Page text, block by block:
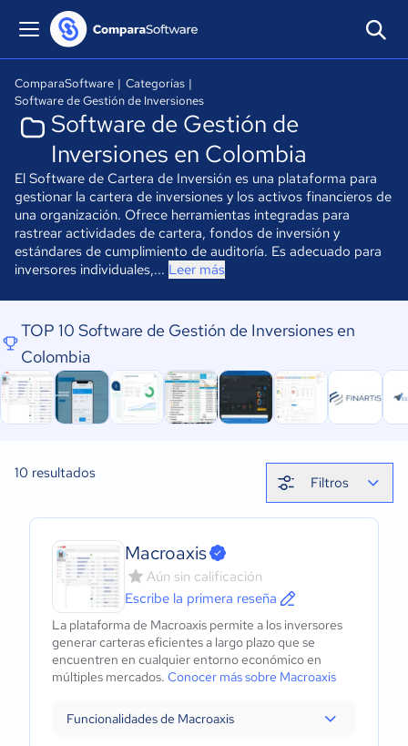
ComparaSoftware | Categorías |
Software de Gestión de Inversiones
Software de Gestión de
Inversiones en Colombia
El Software de Cartera de Inversión es una plataforma para
gestionar la cartera de inversiones y los activos financieros de
una organización. Ofrece herramientas integradas para
rastrear actividades de cartera, fondos de inversión y
estándares de cumplimiento de auditoría. Es adecuado para
inversores individuales,... Leer más
TOP 10 Software de Gestión de Inversiones en
Colombia
10 resultados
Filtros
Macroaxis
Aún sin calificación
Escribe la primera reseña
La plataforma de Macroaxis permite a los inversores
generar carteras eficientes a largo plazo que se
encuentren en cualquier entorno económico en
múltiples mercados. Conocer más sobre Macroaxis
Funcionalidades de Macroaxis